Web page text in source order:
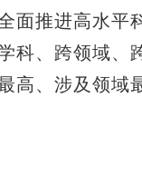
面推进高水平
科、跨领域、
高、涉及领域